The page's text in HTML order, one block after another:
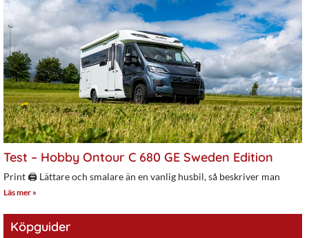
Test – Hobby Ontour C 680 GE Sweden Edition
Print 🖨 Lättare och smalare än en vanlig husbil, så beskriver man
Läs mer »
Köpguider